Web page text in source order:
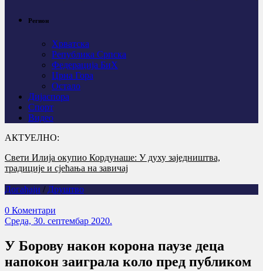
Регион
Хрватска
Република Српска
Федерација БиХ
Црна Гора
Остало
Дијаспора
Спорт
Видео
АКТУЕЛНО:
Свети Илија окупио Кордунаше: У духу заједништва,
традиције и сјећања на завичај
Догађаји / Друштво
0 Коментари
Cреда, 30. септембар 2020.
У Борову након корона паузе деца
напокон заиграла коло пред публиком